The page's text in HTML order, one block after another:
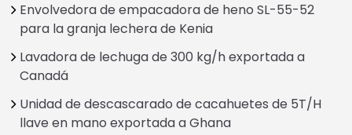
Envolvedora de empacadora de heno SL-55-52
para la granja lechera de Kenia
Lavadora de lechuga de 300 kg/h exportada a
Canadá
Unidad de descascarado de cacahuetes de 5T/H
llave en mano exportada a Ghana